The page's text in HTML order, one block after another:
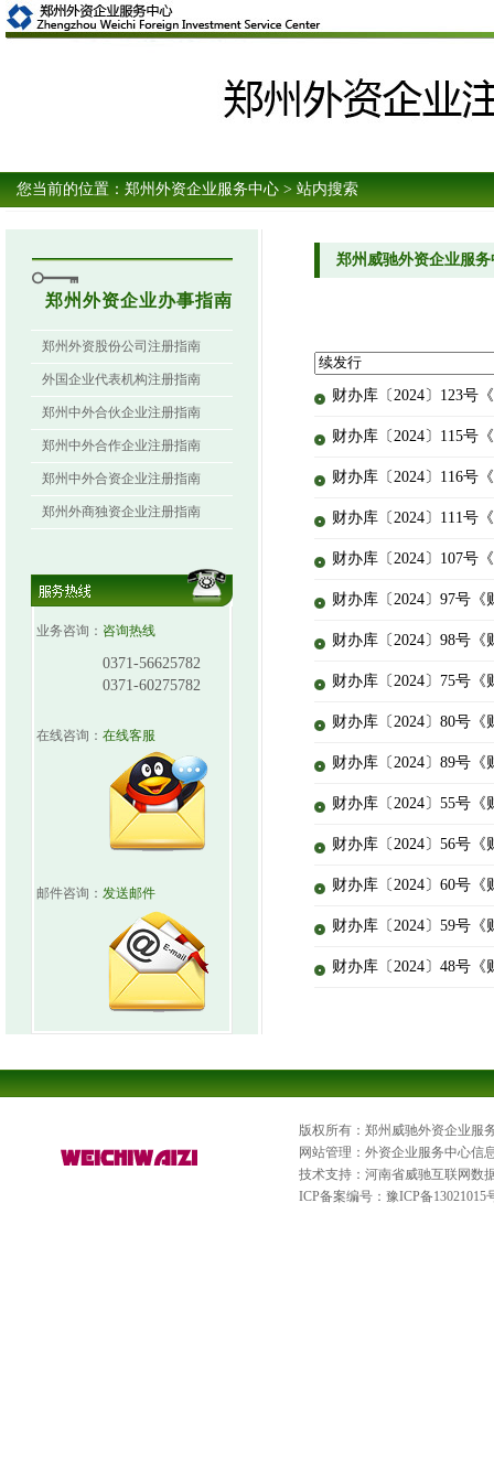
您当前的位置： 郑州外资企业服务中心 > 站内搜索
郑州外资企业办事指南
郑州外资股份公司注册指南
外国企业代表机构注册指南
郑州中外合伙企业注册指南
郑州中外合作企业注册指南
郑州中外合资企业注册指南
郑州外商独资企业注册指南
业务咨询： 咨询热线
0371-56625782
0371-60275782
在线咨询： 在线客服
邮件咨询： 发送邮件
郑州威驰外资企业服
财办库〔2024〕123号
财办库〔2024〕115号
财办库〔2024〕116号
财办库〔2024〕111号
财办库〔2024〕107号
财办库〔2024〕97号
财办库〔2024〕98号
财办库〔2024〕75号
财办库〔2024〕80号
财办库〔2024〕89号
财办库〔2024〕55号
财办库〔2024〕56号
财办库〔2024〕60号
财办库〔2024〕59号
财办库〔2024〕48号
版权所有：郑州威驰外资企业服
网站管理：外资企业服务中心信
技术支持：河南省威驰互联网数
ICP备案编号： 豫ICP备13021015